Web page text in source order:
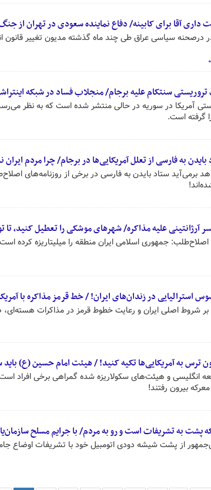
آقا برای کابینه/ دفاع نماینده سعودی در تهران از
سیاسی عراق طی چند ماه گذشته مدیون تغییر قانون
سنتکام علیه برجام/ منجلاب فساد در شبکه
آمریکا در سوریه در حالی منتشر شده است که به نظر
گرفته است.
به فارسی از تعلل آمریکایی‌ها در برجام/ چرا مردم
برمی‌آید ستاد بایدن به فارسی در برخی از روزنامه‌های
آرژانتینی علیه مذاکره/ شهرهای موشکی را تعطیل کنید، تا
جمهوری اسلامی ایران منطقه را میلیتاریزه کرده
استرالیایی در زندان‌های ایران! / خط قرمز مذاکره با
شروط اصلی ایران و رعایت خطوط قرمز در مذاکرات
ترس به آمریکایی‌ها تکیه کنید! / هیئت امام حسین (ع) باید
انگلیسی و هیئت‌های سکولاریزه شده گمراهی برخی افراد
بیرون رفتند!
به تشریفات است و رو به مردم/ با جرایم مسلح
از پشت شیشه دودی اتومبیل خود با تشریفات اوضاع